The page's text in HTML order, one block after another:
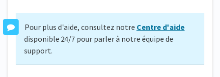
Pour plus d'aide, consultez notre Centre d'aide
disponible 24/7 pour parler à notre équipe de
support.